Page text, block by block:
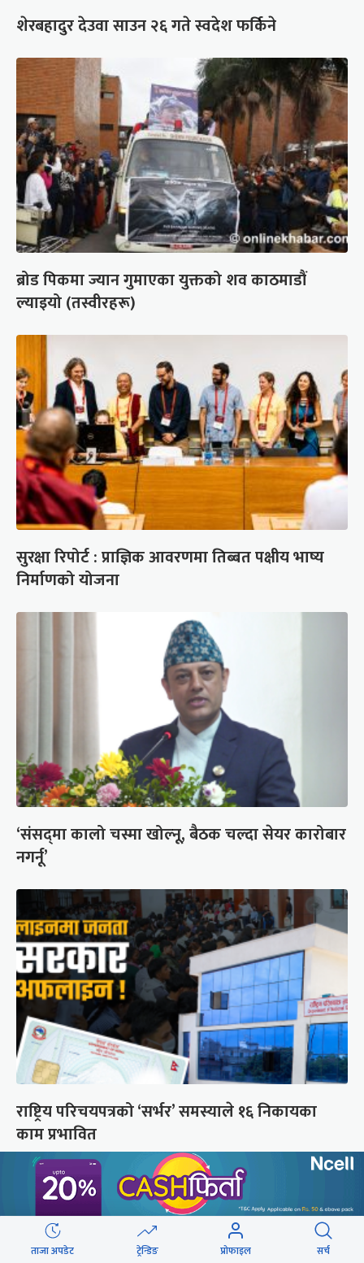
शेरबहादुर देउवा साउन २६ गते स्वदेश फर्किने
ब्रोड पिकमा ज्यान गुमाएका युक्तको शव काठमाडौं
ल्याइयो (तस्वीरहरू)
सुरक्षा रिपोर्ट : प्राज्ञिक आवरणमा तिब्बत पक्षीय भाष्य
निर्माणको योजना
‘संसद्‍मा कालो चस्मा खोल्नू, बैठक चल्दा सेयर कारोबार
नगर्नू’
राष्ट्रिय परिचयपत्रको ‘सर्भर’ समस्याले १६ निकायका
काम प्रभावित
छुटाउनुभयो कि ?
संसद्लाई टेर्दैनन् प्रधानमन्त्री, लाचार
छन् सभामुख
ताजा अपडेट ट्रेन्डिङ प्रोफाइल सर्च